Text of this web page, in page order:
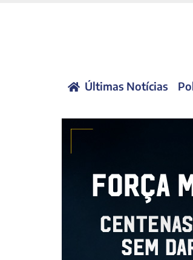
Últimas Notícias